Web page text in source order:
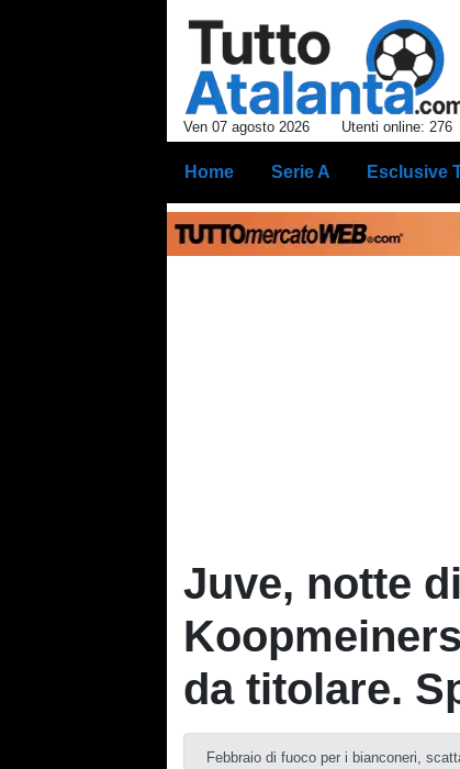
Ven 07 agosto 2026 Utenti online: 276
Home Serie A Esclusive
Juve, notte
da titolare.
Febbraio di fuoco per i bianconeri,